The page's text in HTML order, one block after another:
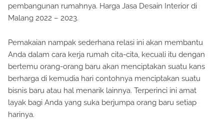
pembangunan rumahnya. Harga Jasa Desain Interior di
Malang 2022 – 2023.
Pemakaian nampak sederhana relasi ini akan membantu
Anda dalam cara kerja rumah cita-cita, kecuali itu dengan
bertemu orang-orang baru akan menciptakan suatu kans
berharga di kemudia hari contohnya menciptakan suatu
bisnis baru atau hal menarik lainnya. Terperinci ini amat
layak bagi Anda yang suka berjumpa orang baru setiap
harinya.